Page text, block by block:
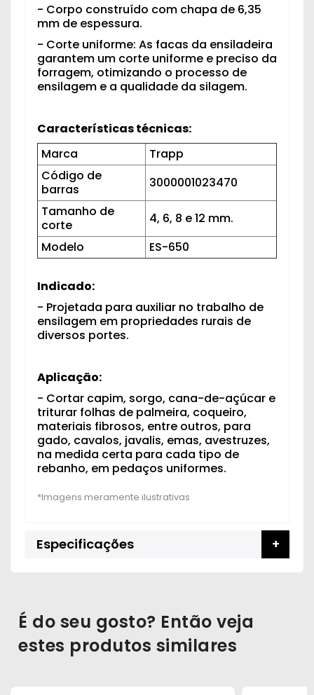
- Corpo construído com chapa de 6,35
mm de espessura.
- Corte uniforme: As facas da ensiladeira
garantem um corte uniforme e preciso da
forragem, otimizando o processo de
ensilagem e a qualidade da silagem.
Características técnicas:
Marca
Trapp
Código de
barras
3000001023470
Tamanho de
corte
4, 6, 8 e 12 mm.
Modelo
ES-650
Indicado:
- Projetada para auxiliar no trabalho de
ensilagem em propriedades rurais de
diversos portes.
Aplicação:
- Cortar capim, sorgo, cana-de-açúcar e
triturar folhas de palmeira, coqueiro,
materiais fibrosos, entre outros, para
gado, cavalos, javalis, emas, avestruzes,
na medida certa para cada tipo de
rebanho, em pedaços uniformes.
Especificações
É do seu gosto? Então veja
estes produtos similares